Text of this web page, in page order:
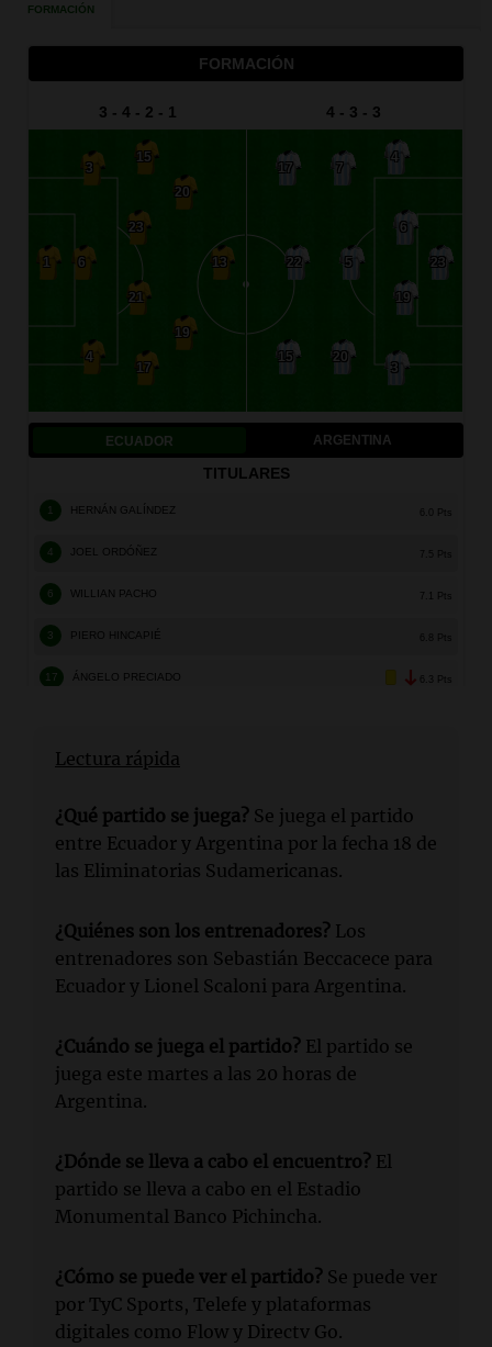
Lectura rápida
¿Qué partido se juega? Se juega el partido
entre Ecuador y Argentina por la fecha 18 de
las Eliminatorias Sudamericanas.
¿Quiénes son los entrenadores? Los
entrenadores son Sebastián Beccacece para
Ecuador y Lionel Scaloni para Argentina.
¿Cuándo se juega el partido? El partido se
juega este martes a las 20 horas de
Argentina.
¿Dónde se lleva a cabo el encuentro? El
partido se lleva a cabo en el Estadio
Monumental Banco Pichincha.
¿Cómo se puede ver el partido? Se puede ver
por TyC Sports, Telefe y plataformas
digitales como Flow y Directv Go.